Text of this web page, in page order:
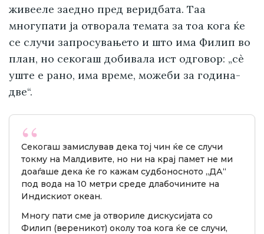
живееле заедно пред веридбата. Таа
многупати ја отворала темата за тоа кога ќе
се случи запросувањето и што има Филип во
план, но секогаш добивала ист одговор: „сè
уште е рано, има време, можеби за година-
две“.
Секогаш замислував дека тој чин ќе се случи
токму на Малдивите, но ни на крај памет не ми
доаѓаше дека ќе го кажам судбоносното „ДА“
под вода на 10 метри среде длабочините на
Индискиот океан.
Многу пати сме ја отвориле дискусијата со
Филип (вереникот) околу тоа кога ќе се случи,